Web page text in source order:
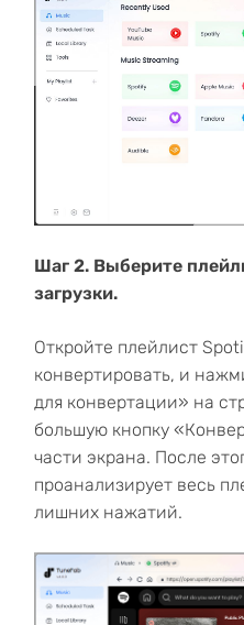
Шаг 2. Выберите
загрузки.
Откройте плейлист
конвертировать, и
для конвертации» на
большую кнопку
части экрана. После
проанализирует весь
лишних нажатий.